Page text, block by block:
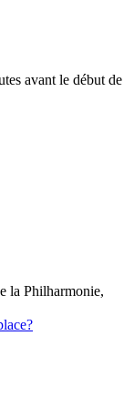
avant le début de
la Philharmonie,